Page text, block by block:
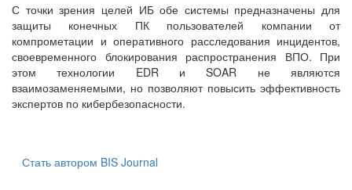
С точки зрения целей ИБ обе системы предназначены для
защиты конечных ПК пользователей компании от
компрометации и оперативного расследования инцидентов,
своевременного блокирования распространения ВПО. При
этом технологии EDR и SOAR не являются
взаимозаменяемыми, но позволяют повысить эффективность
экспертов по кибербезопасности.
Стать автором BIS Journal